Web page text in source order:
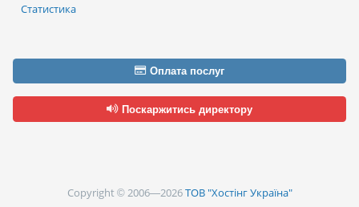
Статистика
Оплата послуг
Поскаржитись директору
Copyright © 2006—2026ТОВ "Хостінг Україна"